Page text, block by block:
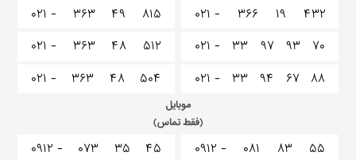
۰۲۱ -
۳۶۶ ۱۹
۴۳۲
۰۲۱ -
۳۳ ۹۷ ۹۳
۷۰
۰۲۱ -
۳۳ ۹۴ ۶۷ ۸۸
۰۲۱ -
۳۶۳ ۴۹
۸۱۵
۰۲۱ -
۳۶۳ ۴۸
۵۱۲
۰۲۱ -
۳۶۳ ۴۸ ۵۰۴
موبایل
(فقط تماس)
۰۹۱۲ - ۰۸۱ ۸۳ ۵۵ ۰۹۱۲ - ۰۷۳ ۳۵ ۴۵